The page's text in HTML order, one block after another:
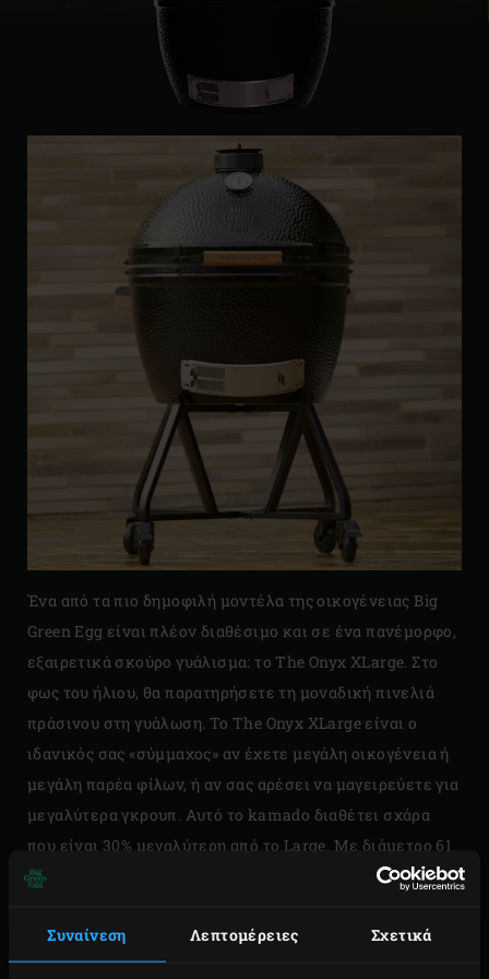
Συναίνεση Λεπτομέρειες Σχετικά
Ένα από τα πιο δημοφιλή μοντέλα της οικογένειας Big
Green Egg είναι πλέον διαθέσιμο και σε ένα πανέμορφο,
εξαιρετικά σκούρο γυάλισμα: το The Onyx XLarge. Στο
φως του ήλιου, θα παρατηρήσετε τη μοναδική πινελιά
πράσινου στη γυάλωση. Το The Onyx XLarge είναι ο
ιδανικός σας «σύμμαχος» αν έχετε μεγάλη οικογένεια ή
μεγάλη παρέα φίλων, ή αν σας αρέσει να μαγειρεύετε για
μεγαλύτερα γκρουπ. Αυτό το kamado διαθέτει σχάρα
που είναι 30% μεγαλύτερη από το Large. Με διάμετρο 61
cm στην επιφάνεια μαγειρέματος, μεγάλα κομμάτια
είναι όνειρο, αλλά πραγματικότητα.